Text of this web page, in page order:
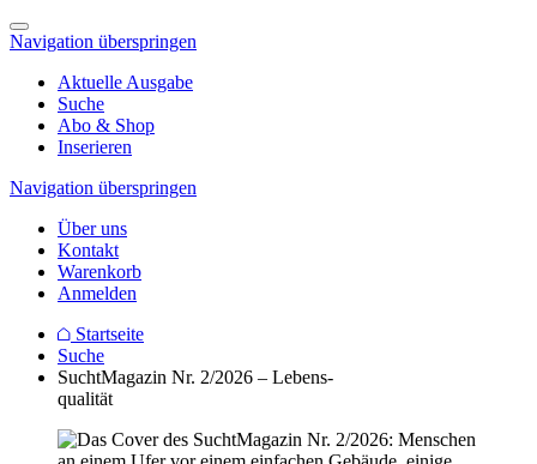
Navigation überspringen
Aktuelle Ausgabe
Suche
Abo & Shop
Inserieren
Navigation überspringen
Über uns
Kontakt
Warenkorb
Anmelden
Startseite
Suche
SuchtMagazin Nr. 2/2026 – Lebens-
qualität